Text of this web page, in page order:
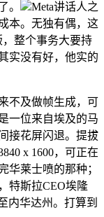
。
Meta讲话人之
本。无独有偶，这
整个事务大要持
实没有好，他实的
及做帧生成，可
一位来自埃及的马
接花屏闪退。提拔
x 1600，可正在
华莱士喷的那种；
特斯拉CEO埃隆
内华达州。打算到